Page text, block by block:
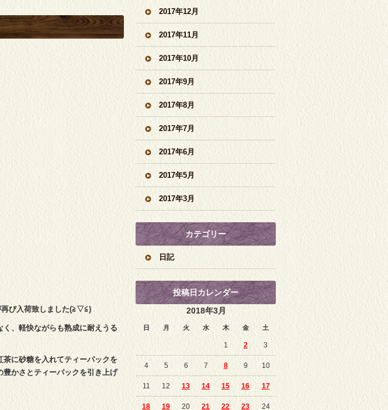
び入荷致しました(≧▽≦)
、軽快ながらも熟成に耐えうる
に砂糖を入れてティーパックを
かさとティーパックを引き上げ
2017年12月
2017年11月
2017年10月
2017年9月
2017年8月
2017年7月
2017年6月
2017年5月
2017年3月
カテゴリー
日記
投稿日カレンダー
2018年3月
日 月 火 水 木 金 土
1 2 3
4 5 6 7 8 9 10
11 12 13 14 15 16 17
18 19 20 21 22 23 24